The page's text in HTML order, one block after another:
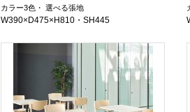
カラー3色 選べる張地
W390×D475×H810・SH445